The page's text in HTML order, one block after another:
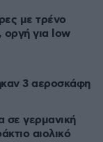
με τρένο
οργή για low
3 αεροσκάφη
σε γερμανική
αιολικό